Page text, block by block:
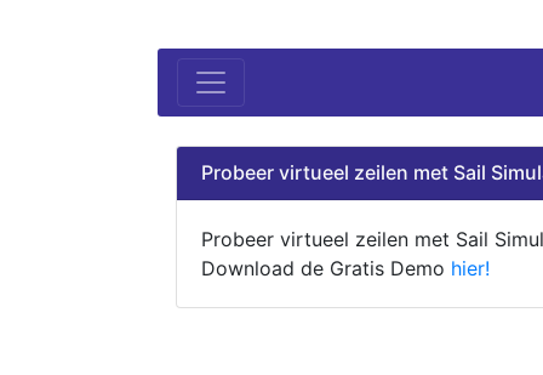
Probeer virtueel zeilen met Sail
Probeer virtueel zeilen met Sail
Download de Gratis Demo hier!